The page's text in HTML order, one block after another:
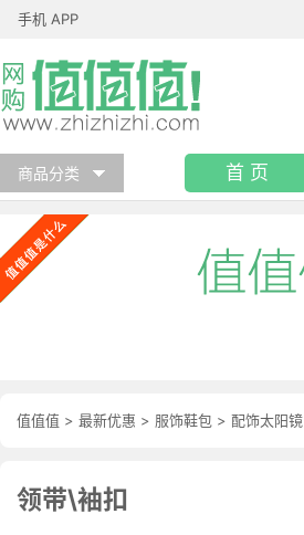
手机 APP
商品分类 首 页
值值值 > 最新优惠 > 服饰鞋包 > 配饰太阳镜
领带\袖扣